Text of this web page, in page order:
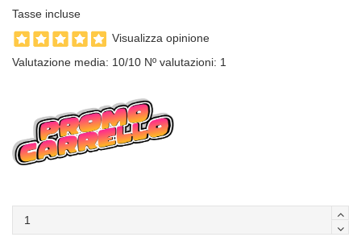
Tasse incluse
Visualizza opinione
Valutazione media: 10/10 Nº valutazioni: 1